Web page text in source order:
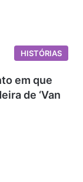
HISTÓRIAS
em que
de ‘Van